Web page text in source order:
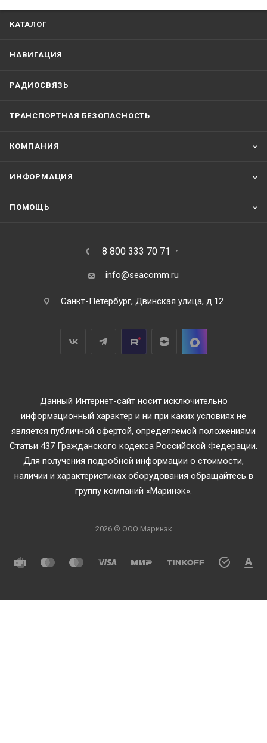
КАТАЛОГ
НАВИГАЦИЯ
РАДИОСВЯЗЬ
ТРАНСПОРТНАЯ БЕЗОПАСНОСТЬ
КОМПАНИЯ
ИНФОРМАЦИЯ
ПОМОЩЬ
8 800 333 70 71
info@seacomm.ru
Санкт-Петербург, Двинская улица, д.12
Данный Интернет-сайт носит исключительно
информационный характер и ни при каких условиях не
является публичной офертой, определяемой положениями
Статьи 437 Гражданского кодекса Российской Федерации.
Для получения подробной информации о стоимости,
наличии и характеристиках оборудования обращайтесь в
группу компаний «Маринэк».
2026 © ООО Маринэк